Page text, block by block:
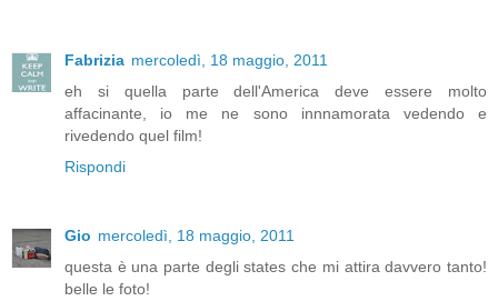
Fabrizia mercoledì, 18 maggio, 2011
eh si quella parte dell'America deve essere molto
affacinante, io me ne sono innnamorata vedendo e
rivedendo quel film!
Rispondi
Gio mercoledì, 18 maggio, 2011
questa è una parte degli states che mi attira davvero tanto!
belle le foto!